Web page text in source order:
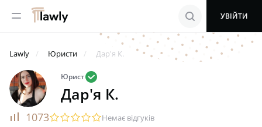
menu search УВІЙТИ
Lawly Юристи Дар'я К.
Юристvalid
Дар'я К.
rating 1073startransparentstartransparentstartransparentstartransparentstartransparentНемає відгуків